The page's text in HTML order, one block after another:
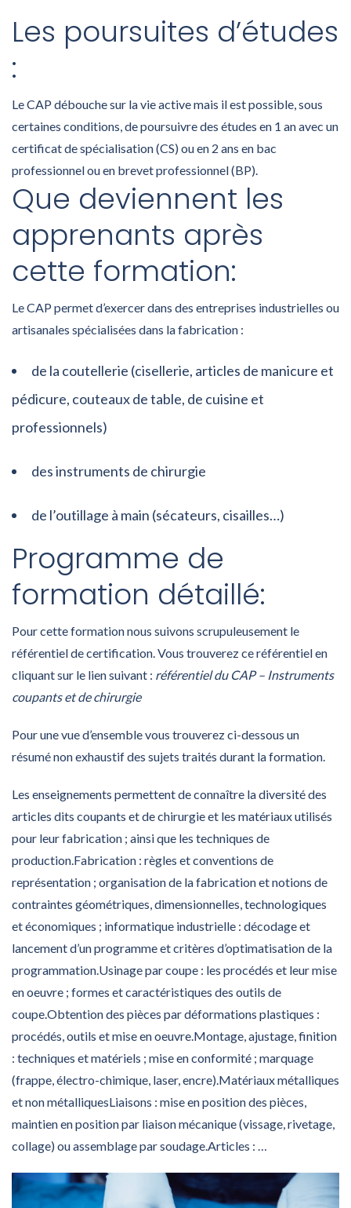
Les poursuites d’études
:
Le CAP débouche sur la vie active mais il est possible, sous
certaines conditions, de poursuivre des études en 1 an avec un
certificat de spécialisation (CS) ou en 2 ans en bac
professionnel ou en brevet professionnel (BP).
Que deviennent les
apprenants après
cette formation:
Le CAP permet d’exercer dans des entreprises industrielles ou
artisanales spécialisées dans la fabrication :
de la coutellerie (cisellerie, articles de manicure et
pédicure, couteaux de table, de cuisine et
professionnels)
des instruments de chirurgie
de l’outillage à main (sécateurs, cisailles…)
Programme de
formation détaillé:
Pour cette formation nous suivons scrupuleusement le
référentiel de certification. Vous trouverez ce référentiel en
cliquant sur le lien suivant : référentiel du CAP – Instruments
coupants et de chirurgie
Pour une vue d’ensemble vous trouverez ci-dessous un
résumé non exhaustif des sujets traités durant la formation.
Les enseignements permettent de connaître la diversité des
articles dits coupants et de chirurgie et les matériaux utilisés
pour leur fabrication ; ainsi que les techniques de
production.Fabrication : règles et conventions de
représentation ; organisation de la fabrication et notions de
contraintes géométriques, dimensionnelles, technologiques
et économiques ; informatique industrielle : décodage et
lancement d’un programme et critères d’optimatisation de la
programmation.Usinage par coupe : les procédés et leur mise
en oeuvre ; formes et caractéristiques des outils de
coupe.Obtention des pièces par déformations plastiques :
procédés, outils et mise en oeuvre.Montage, ajustage, finition
: techniques et matériels ; mise en conformité ; marquage
(frappe, électro-chimique, laser, encre).Matériaux métalliques
et non métalliquesLiaisons : mise en position des pièces,
maintien en position par liaison mécanique (vissage, rivetage,
collage) ou assemblage par soudage.Articles : …